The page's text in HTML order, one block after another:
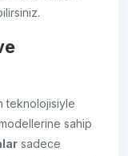
teknolojisiyle
sahip
sadece